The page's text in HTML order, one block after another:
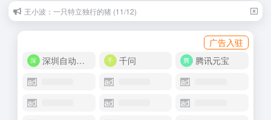
王小波：一只特立独行的猪 (11/12)
广告入驻
深圳自动化商城
千问 腾讯元宝